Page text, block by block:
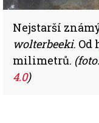
Nejstarší
wolterbeeki. Od
milimetrů.
4.0)